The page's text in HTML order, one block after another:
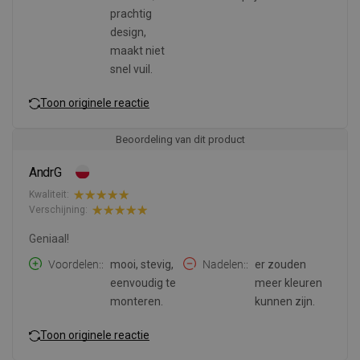
prachtig
design,
maakt niet
snel vuil.
Toon originele reactie
Beoordeling van dit product
AndrG
Kwaliteit:
Verschijning:
Geniaal!
Voordelen:
mooi, stevig,
eenvoudig te
monteren.
Nadelen:
er zouden
meer kleuren
kunnen zijn.
Toon originele reactie